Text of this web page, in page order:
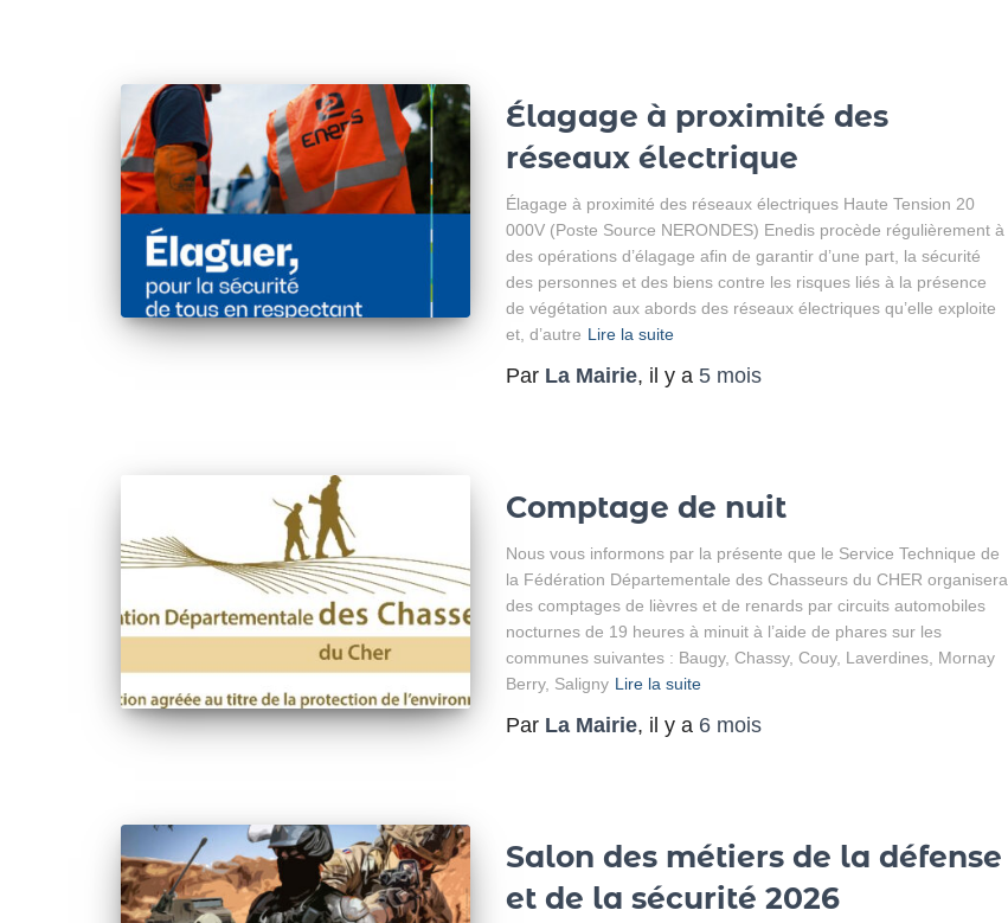
Élagage à proximité des
réseaux électrique
Élagage à proximité des réseaux électriques Haute Tension 20
000V (Poste Source NERONDES) Enedis procède régulièrement à
des opérations d’élagage afin de garantir d’une part, la sécurité
des personnes et des biens contre les risques liés à la présence
de végétation aux abords des réseaux électriques qu’elle exploite
et, d’autre Lire la suite
Par La Mairie, il y a 5 mois
Comptage de nuit
Nous vous informons par la présente que le Service Technique de
la Fédération Départementale des Chasseurs du CHER organisera
des comptages de lièvres et de renards par circuits automobiles
nocturnes de 19 heures à minuit à l’aide de phares sur les
communes suivantes : Baugy, Chassy, Couy, Laverdines, Mornay
Berry, Saligny Lire la suite
Par La Mairie, il y a 6 mois
Salon des métiers de la défense
et de la sécurité 2026